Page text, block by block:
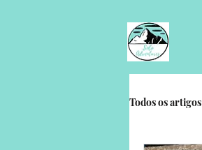
Todos os artigos